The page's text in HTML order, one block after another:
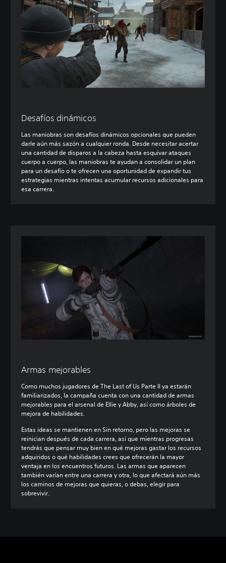
Desafíos dinámicos
Las maniobras son desafíos dinámicos opcionales que pueden
darle aún más sazón a cualquier ronda. Desde necesitar acertar
una cantidad de disparos a la cabeza hasta esquivar ataques
cuerpo a cuerpo, las maniobras te ayudan a consolidar un plan
para un desafío o te ofrecen una oportunidad de expandir tus
estrategias mientras intentas acumular recursos adicionales para
esa carrera.
Armas mejorables
Como muchos jugadores de The Last of Us Parte II ya estarán
familiarizados, la campaña cuenta con una cantidad de armas
mejorables para el arsenal de Ellie y Abby, así como árboles de
mejora de habilidades.
Estas ideas se mantienen en Sin retorno, pero las mejoras se
reinician después de cada carrera, así que mientras progresas
tendrás que pensar muy bien en qué mejoras gastar los recursos
adquiridos o qué habilidades crees que ofrecerán la mayor
ventaja en los encuentros futuros. Las armas que aparecen
también varían entre una carrera y otra, lo que afectará aún más
los caminos de mejoras que quieras, o debas, elegir para
sobrevivir.